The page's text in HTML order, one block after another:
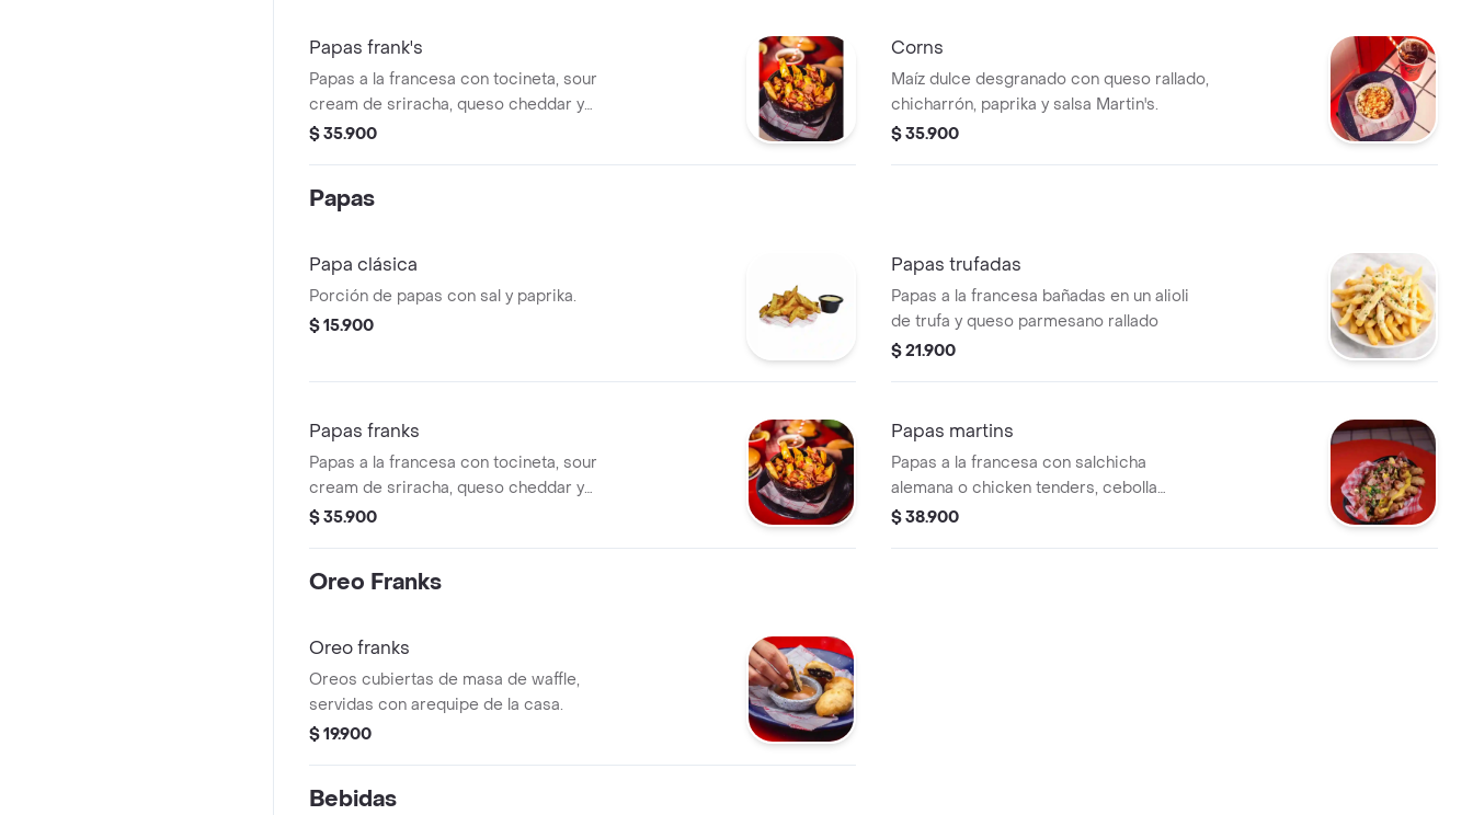
Papas frank's
Papas a la francesa con tocineta, sour
cream de sriracha, queso cheddar y
cebollín
$ 35.900
Corns
Maíz dulce desgranado con queso rallado,
chicharrón, paprika y salsa Martin's.
$ 35.900
Papas
Papa clásica
Porción de papas con sal y paprika.
$ 15.900
Papas trufadas
Papas a la francesa bañadas en un alioli
de trufa y queso parmesano rallado
$ 21.900
Papas franks
Papas a la francesa con tocineta, sour
cream de sriracha, queso cheddar y
cebollín
$ 35.900
Papas martins
Papas a la francesa con salchicha
alemana o chicken tenders, cebolla
caramelizada, especias (curry), mayonesa
$ 38.900
Oreo Franks
Oreo franks
Oreos cubiertas de masa de waffle,
servidas con arequipe de la casa.
$ 19.900
Bebidas